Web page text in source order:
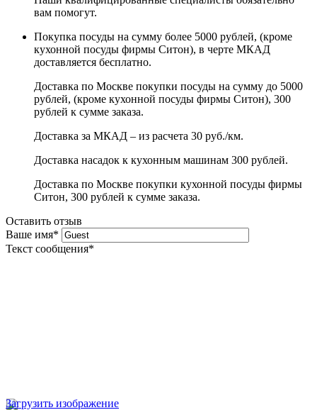
вам помогут.
Покупка посуды на сумму более 5000 рублей, (кроме
кухонной посуды фирмы Ситон), в черте МКАД
доставляется бесплатно.
Доставка по Москве покупки посуды на сумму до 5000
рублей, (кроме кухонной посуды фирмы Ситон), 300
рублей к сумме заказа.
Доставка за МКАД – из расчета 30 руб./км.
Доставка насадок к кухонным машинам 300 рублей.
Доставка по Москве покупки кухонной посуды фирмы
Ситон, 300 рублей к сумме заказа.
Оставить отзыв
Ваше имя*
Текст сообщения*
Загрузить изображение